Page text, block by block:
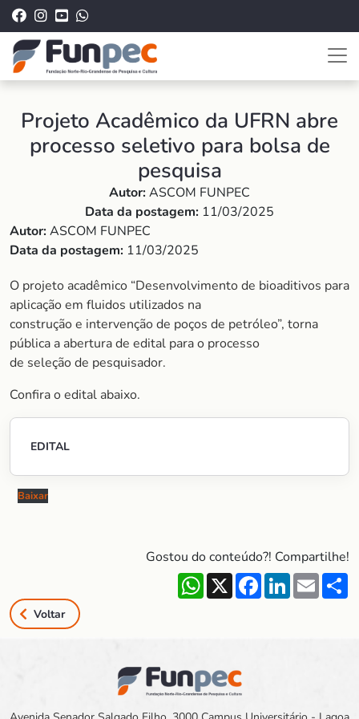
Projeto Acadêmico da UFRN abre
processo seletivo para bolsa de
pesquisa
Autor:ASCOM FUNPEC
Data da postagem: 11/03/2025
Autor:ASCOM FUNPEC
Data da postagem: 11/03/2025
O projeto acadêmico “Desenvolvimento de bioaditivos para
aplicação em fluidos utilizados na
construção e intervenção de poços de petróleo”, torna
pública a abertura de edital para o processo
de seleção de pesquisador.
Confira o edital abaixo.
EDITAL
Baixar
Gostou do conteúdo?! Compartilhe!
WhatsApp
X FacebookLinkedIn
Email
Voltar